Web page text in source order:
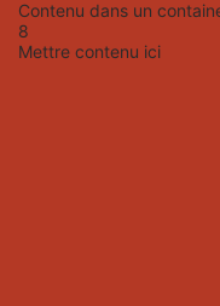
Contenu dans un
8
Mettre contenu ici